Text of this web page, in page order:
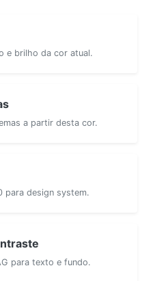
e brilho da cor atual.
a partir desta cor.
para design system.
para texto e fundo.